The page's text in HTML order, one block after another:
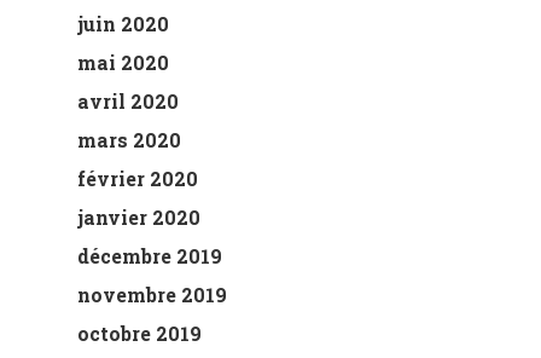
juin 2020
mai 2020
avril 2020
mars 2020
février 2020
janvier 2020
décembre 2019
novembre 2019
octobre 2019